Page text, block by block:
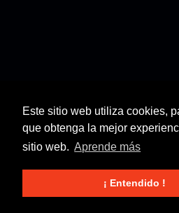
Este sitio web utiliza cookies,
que obtenga la mejor
sitio web. Aprende más
¡ Entendido !